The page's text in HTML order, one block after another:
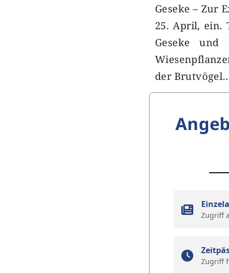
Geseke – Zur
25. April, ein.
Geseke und
der
Zugriff
Zugriff